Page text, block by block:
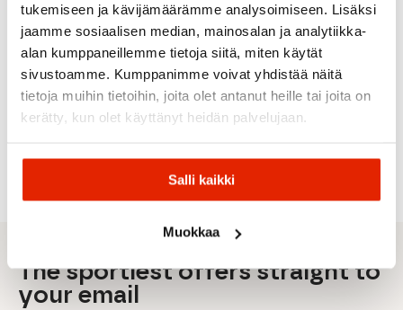
tukemiseen ja kävijämäärämme analysoimiseen. Lisäksi
jaamme sosiaalisen median, mainosalan ja analytiikka-
alan kumppaneillemme tietoja siitä, miten käytät
sivustoamme. Kumppanimme voivat yhdistää näitä
tietoja muihin tietoihin, joita olet antanut heille tai joita on
kerätty, kun olet käyttänyt heidän palvelujaan.
Salli kaikki
Muokkaa
price
price
Maloja
Zengom.
Nordic
Puffer
Pants
Dahlie
Dahlie
Effect
Women's
Pants
Halti Vire
Plus
Women's
XCT
Softshell
Set
Dahlie
Dahlie
Determend
Women's
Pants
BLACK/WHITE
Winner
3.0
Women's
The sportiest offers straight to
your email